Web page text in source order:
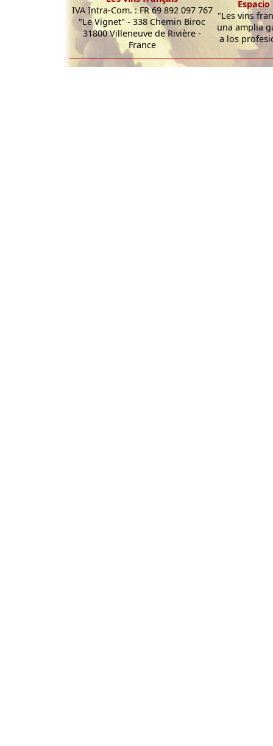
IVA Intra-Com. : FR 69 892 097 767
"Le Vignet" - 338 Chemin Biroc
31800 Villeneuve de Rivière -
France
"Les vins
una amplia
a los